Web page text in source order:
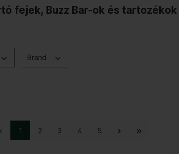
fejek, Buzz Bar-ok és tartozékok
Brand
1 2 3 4 5